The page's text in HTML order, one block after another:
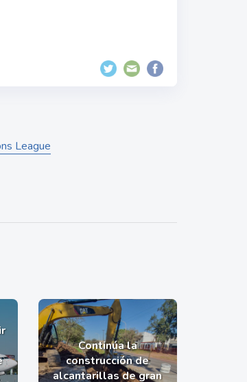
League
Continúa la
construcción de
alcantarillas de gran